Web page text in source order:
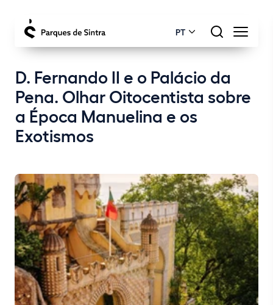
PT
D. Fernando II e o Palácio da
Pena. Olhar Oitocentista sobre
a Época Manuelina e os
Exotismos